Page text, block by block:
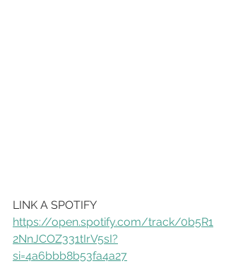
LINK A SPOTIFY
https://open.spotify.com/track/0b5R1
2NnJCOZ331tIrV5sI?
si=4a6bbb8b53fa4a27